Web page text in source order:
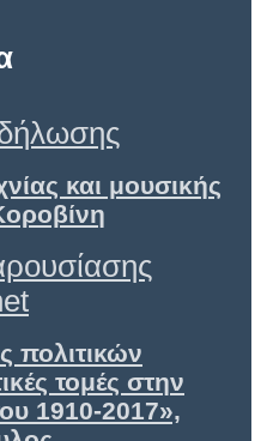
και μουσικής
πολιτικών
τομές στην
1910-2017»,